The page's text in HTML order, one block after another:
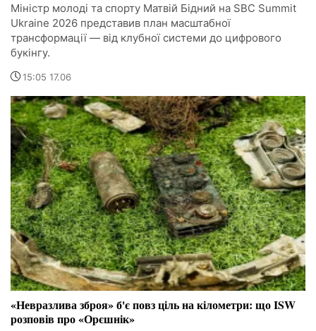
Міністр молоді та спорту Матвій Бідний на SBC Summit
Ukraine 2026 представив план масштабної
трансформації — від клубної системи до цифрового
букінгу.
15:05 17.06
«Невразлива зброя» б'є повз ціль на кілометри: що ISW
розповів про «Орєшнік»